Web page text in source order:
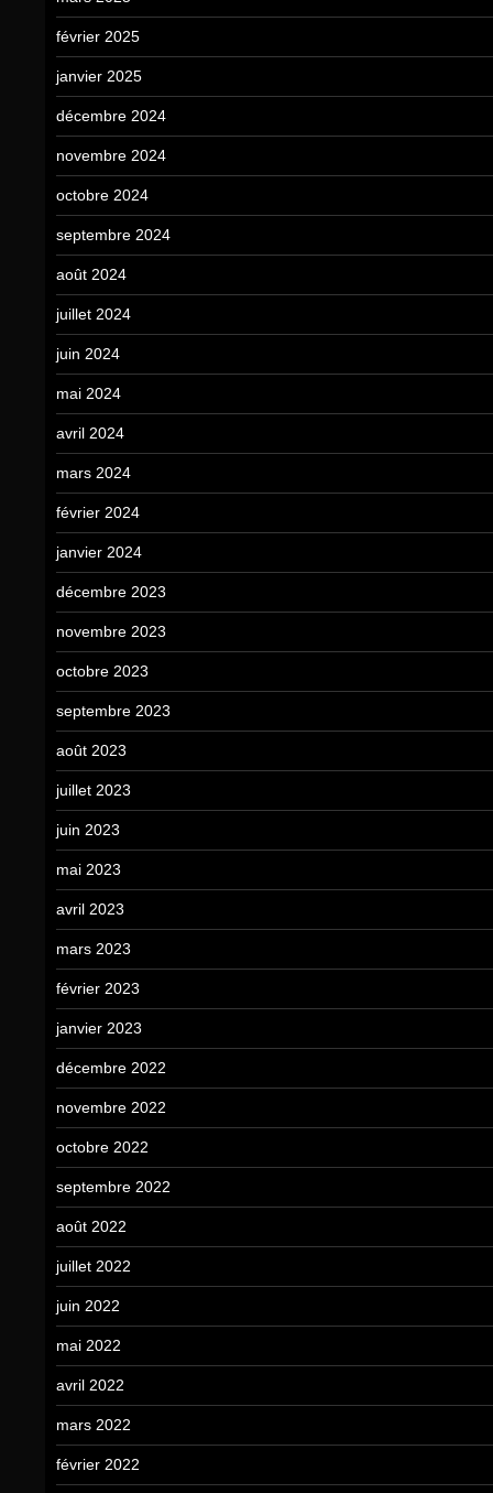
février 2025
janvier 2025
décembre 2024
novembre 2024
octobre 2024
septembre 2024
août 2024
juillet 2024
juin 2024
mai 2024
avril 2024
mars 2024
février 2024
janvier 2024
décembre 2023
novembre 2023
octobre 2023
septembre 2023
août 2023
juillet 2023
juin 2023
mai 2023
avril 2023
mars 2023
février 2023
janvier 2023
décembre 2022
novembre 2022
octobre 2022
septembre 2022
août 2022
juillet 2022
juin 2022
mai 2022
avril 2022
mars 2022
février 2022